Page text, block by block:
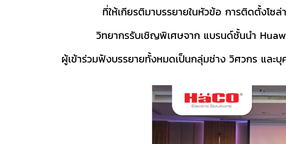
ที่ให้เกียรติมาบรรยายในหัวข้อ การติดตั้งโซล่
วิทยากรรับเชิญพิเศษจาก แบรนด์ชั้นนำ
ผู้เข้าร่วมฟังบรรยายทั้งหมดเป็นกลุ่มช่าง วิศวกร และ